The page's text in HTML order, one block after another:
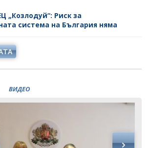
„Козлодуй“: Риск за
система на България няма
ВИДЕО